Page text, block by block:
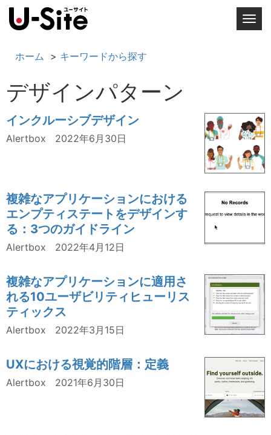
T
a
v
i
g
t
ホーム キーワードから探す
デザインパターン
インクルーシブデザイン
Alertbox 2022年6月30日
複雑なアプリケーションにおける
エンプティステートをデザインす
る：3つのガイドライン
Alertbox 2022年4月12日
複雑なアプリケーションに適用さ
れる10ユーザビリティヒューリス
ティックス
Alertbox 2022年3月15日
UXにおける視覚的階層：定義
Alertbox 2021年6月30日